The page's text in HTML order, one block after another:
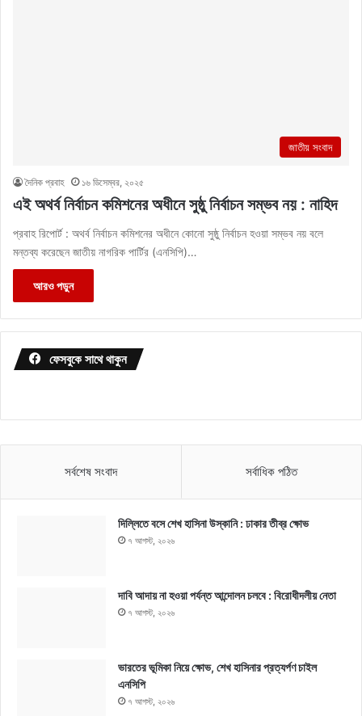
জাতীয় সংবাদ
দৈনিক প্রবাহ ১৬ ডিসেম্বর, ২০২৫
এই অথর্ব নির্বাচন কমিশনের অধীনে সুষ্ঠু নির্বাচন সম্ভব নয় : নাহিদ
প্রবাহ রিপোর্ট : অথর্ব নির্বাচন কমিশনের অধীনে কোনো সুষ্ঠু নির্বাচন হওয়া সম্ভব নয় বলে
মন্তব্য করেছেন জাতীয় নাগরিক পার্টির (এনসিপি)…
আরও পড়ুন
ফেসবুকে সাথে থাকুন
সর্বশেষ সংবাদ সর্বাধিক পঠিত
দিল্লিতে বসে শেখ হাসিনা উস্কানি : ঢাকার তীব্র ক্ষোভ
৭ আগস্ট, ২০২৬
দাবি আদায় না হওয়া পর্যন্ত আন্দোলন চলবে : বিরোধীদলীয় নেতা
৭ আগস্ট, ২০২৬
ভারতের ভূমিকা নিয়ে ক্ষোভ, শেখ হাসিনার প্রত্যর্পণ চাইল
এনসিপি
৭ আগস্ট, ২০২৬